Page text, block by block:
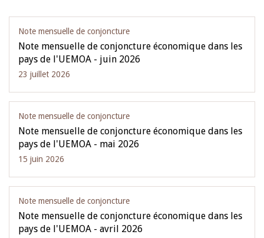
Note mensuelle de conjoncture
Note mensuelle de conjoncture économique dans les
pays de l'UEMOA - juin 2026
23 juillet 2026
Note mensuelle de conjoncture
Note mensuelle de conjoncture économique dans les
pays de l'UEMOA - mai 2026
15 juin 2026
Note mensuelle de conjoncture
Note mensuelle de conjoncture économique dans les
pays de l'UEMOA - avril 2026